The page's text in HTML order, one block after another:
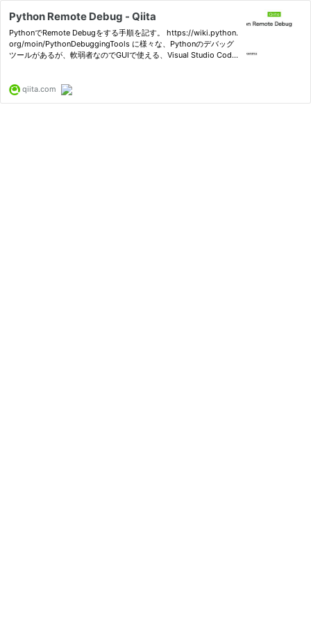
Python Remote Debug - Qiita
PythonでRemote Debugをする手順を記す。 https://wiki.python.
org/moin/PythonDebuggingTools に様々な、Pythonのデバッグ
ツールがあるが、軟弱者なのでGUIで使える、Visual Studio Code
qiita.com